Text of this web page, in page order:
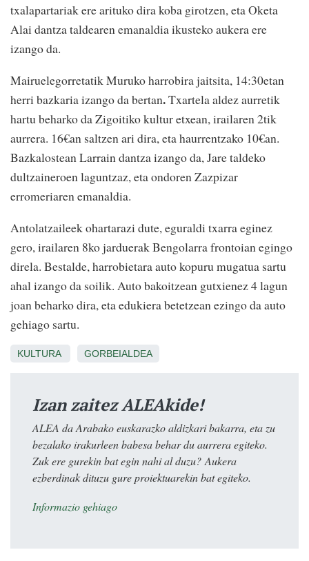
txalapartariak ere arituko dira koba girotzen, eta Oketa
Alai dantza taldearen emanaldia ikusteko aukera ere
izango da.
Mairuelegorretatik Muruko harrobira jaitsita, 14:30etan
herri bazkaria izango da bertan.Txartela aldez aurretik
hartu beharko da Zigoitiko kultur etxean, irailaren 2tik
aurrera. 16€an saltzen ari dira, eta haurrentzako 10€an.
Bazkalostean Larrain dantza izango da, Jare taldeko
dultzaineroen laguntzaz, eta ondoren Zazpizar
erromeriaren emanaldia.
Antolatzaileek ohartarazi dute, eguraldi txarra eginez
gero, irailaren 8ko jarduerak Bengolarra frontoian egingo
direla. Bestalde, harrobietara auto kopuru mugatua sartu
ahal izango da soilik. Auto bakoitzean gutxienez 4 lagun
joan beharko dira, eta edukiera betetzean ezingo da auto
gehiago sartu.
KULTURA GORBEIALDEA
Izan zaitez ALEAkide!
ALEA da Arabako euskarazko aldizkari bakarra, eta zu
bezalako irakurleen babesa behar du aurrera egiteko.
Zuk ere gurekin bat egin nahi al duzu? Aukera
ezberdinak dituzu gure proiektuarekin bat egiteko.
Informazio gehiago